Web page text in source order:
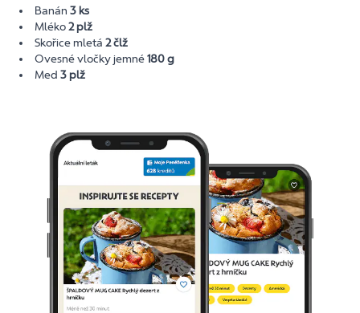
Banán 3 ks
Mléko2 plž
Skořice mletá 2 člž
Ovesné vločky jemné180 g
Med 3 plž